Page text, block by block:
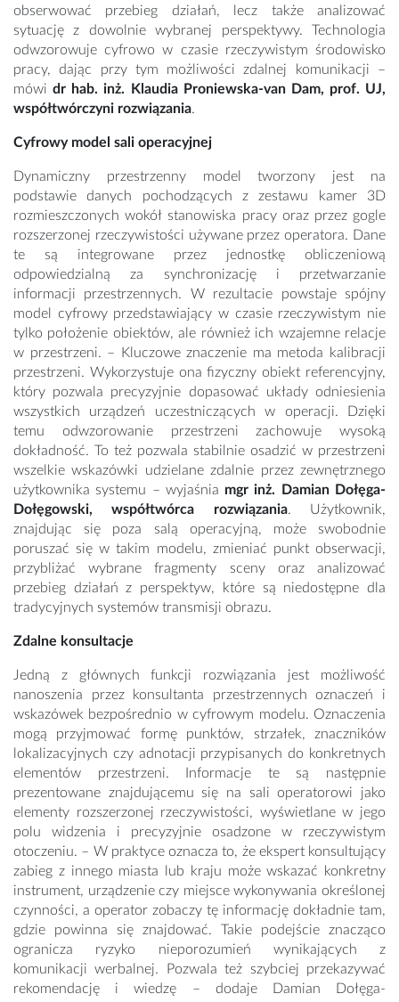
obserwować przebieg działań, lecz także analizować
sytuację z dowolnie wybranej perspektywy. Technologia
odwzorowuje cyfrowo w czasie rzeczywistym środowisko
pracy, dając przy tym możliwości zdalnej komunikacji –
mówi dr hab. inż. Klaudia Proniewska-van Dam, prof. UJ,
współtwórczyni rozwiązania.
Cyfrowy model sali operacyjnej
Dynamiczny przestrzenny model tworzony jest na
podstawie danych pochodzących z zestawu kamer 3D
rozmieszczonych wokół stanowiska pracy oraz przez gogle
rozszerzonej rzeczywistości używane przez operatora. Dane
te są integrowane przez jednostkę obliczeniową
odpowiedzialną za synchronizację i przetwarzanie
informacji przestrzennych. W rezultacie powstaje spójny
model cyfrowy przedstawiający w czasie rzeczywistym nie
tylko położenie obiektów, ale również ich wzajemne relacje
w przestrzeni. – Kluczowe znaczenie ma metoda kalibracji
przestrzeni. Wykorzystuje ona fizyczny obiekt referencyjny,
który pozwala precyzyjnie dopasować układy odniesienia
wszystkich urządzeń uczestniczących w operacji. Dzięki
temu odwzorowanie przestrzeni zachowuje wysoką
dokładność. To też pozwala stabilnie osadzić w przestrzeni
wszelkie wskazówki udzielane zdalnie przez zewnętrznego
użytkownika systemu – wyjaśnia mgr inż. Damian Dołęga-
Dołęgowski, współtwórca rozwiązania. Użytkownik,
znajdując się poza salą operacyjną, może swobodnie
poruszać się w takim modelu, zmieniać punkt obserwacji,
przybliżać wybrane fragmenty sceny oraz analizować
przebieg działań z perspektyw, które są niedostępne dla
tradycyjnych systemów transmisji obrazu.
Zdalne konsultacje
Jedną z głównych funkcji rozwiązania jest możliwość
nanoszenia przez konsultanta przestrzennych oznaczeń i
wskazówek bezpośrednio w cyfrowym modelu. Oznaczenia
mogą przyjmować formę punktów, strzałek, znaczników
lokalizacyjnych czy adnotacji przypisanych do konkretnych
elementów przestrzeni. Informacje te są następnie
prezentowane znajdującemu się na sali operatorowi jako
elementy rozszerzonej rzeczywistości, wyświetlane w jego
polu widzenia i precyzyjnie osadzone w rzeczywistym
otoczeniu. – W praktyce oznacza to, że ekspert konsultujący
zabieg z innego miasta lub kraju może wskazać konkretny
instrument, urządzenie czy miejsce wykonywania określonej
czynności, a operator zobaczy tę informację dokładnie tam,
gdzie powinna się znajdować. Takie podejście znacząco
ogranicza ryzyko nieporozumień wynikających z
komunikacji werbalnej. Pozwala też szybciej przekazywać
rekomendację i wiedzę – dodaje Damian Dołęga-